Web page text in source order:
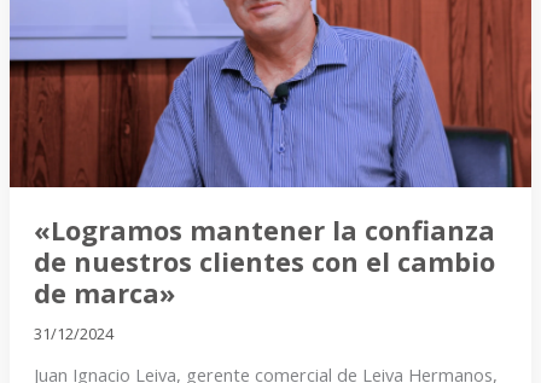
«Logramos mantener la confianza
de nuestros clientes con el cambio
de marca»
31/12/2024
Juan Ignacio Leiva, gerente comercial de Leiva Hermanos,
de
nuestros
clientes
con
el
cambio
de
marca»